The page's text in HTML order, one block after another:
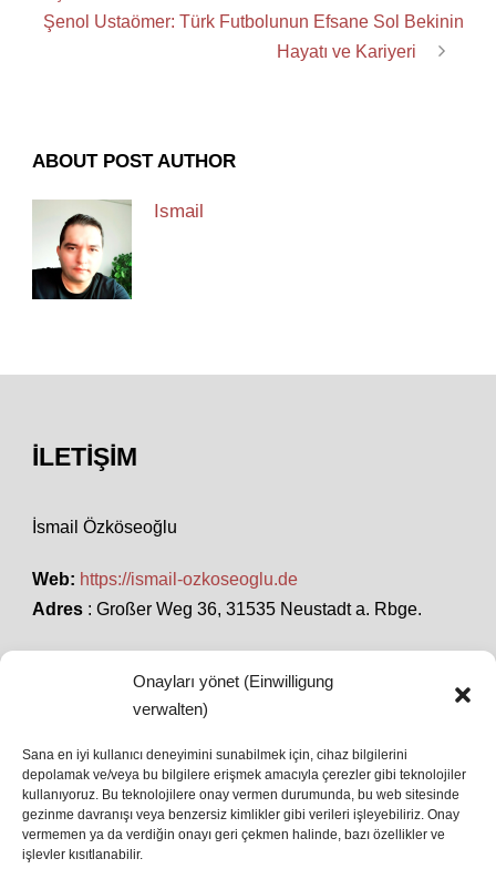
Onayları yönet (Einwilligung
verwalten)
Sana en iyi kullanıcı deneyimini sunabilmek için, cihaz bilgilerini
depolamak ve/veya bu bilgilere erişmek amacıyla çerezler gibi teknolojiler
kullanıyoruz. Bu teknolojilere onay vermen durumunda, bu web sitesinde
gezinme davranışı veya benzersiz kimlikler gibi verileri işleyebiliriz. Onay
vermemen ya da verdiğin onayı geri çekmen halinde, bazı özellikler ve
işlevler kısıtlanabilir.
Şenol Ustaömer: Türk Futbolunun Efsane Sol Bekinin
Hayatı ve Kariyeri
ABOUT POST AUTHOR
Ismail
İLETIŞIM
İsmail Özköseoğlu
Web: https://ismail-ozkoseoglu.de
Adres : Großer Weg 36, 31535 Neustadt a. Rbge.
SON HABERLER
İstanbul’da Avrupa Ligi Finali: Freiburg ve Aston
Villa Boğaz’da Tarih Yazmaya Hazırlanıyor
08 May 2026